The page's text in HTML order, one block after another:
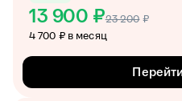
13 900 ₽23 200 ₽
4 700 ₽ в месяц